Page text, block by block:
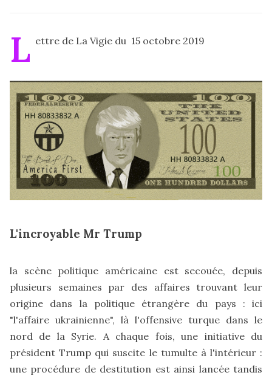
L ettre de La Vigie du 15 octobre 2019
L'incroyable Mr Trump
la scène politique américaine est secouée, depuis
plusieurs semaines par des affaires trouvant leur
origine dans la politique étrangère du pays : ici
"l'affaire ukrainienne", là l'offensive turque dans le
nord de la Syrie. A chaque fois, une initiative du
président Trump qui suscite le tumulte à l'intérieur :
une procédure de destitution est ainsi lancée tandis